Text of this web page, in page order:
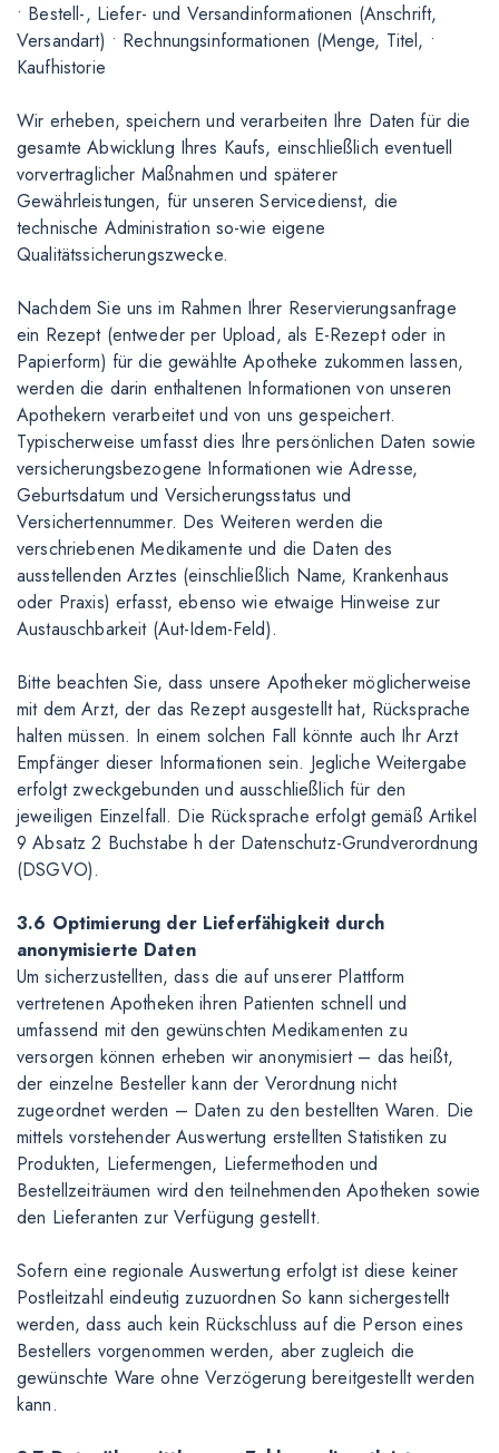
• Bestell-, Liefer- und Versandinformationen (Anschrift,
Versandart) • Rechnungsinformationen (Menge, Titel, •
Kaufhistorie
Wir erheben, speichern und verarbeiten Ihre Daten für die
gesamte Abwicklung Ihres Kaufs, einschließlich eventuell
vorvertraglicher Maßnahmen und späterer
Gewährleistungen, für unseren Servicedienst, die
technische Administration so-wie eigene
Qualitätssicherungszwecke.
Nachdem Sie uns im Rahmen Ihrer Reservierungsanfrage
ein Rezept (entweder per Upload, als E-Rezept oder in
Papierform) für die gewählte Apotheke zukommen lassen,
werden die darin enthaltenen Informationen von unseren
Apothekern verarbeitet und von uns gespeichert.
Typischerweise umfasst dies Ihre persönlichen Daten sowie
versicherungsbezogene Informationen wie Adresse,
Geburtsdatum und Versicherungsstatus und
Versichertennummer. Des Weiteren werden die
verschriebenen Medikamente und die Daten des
ausstellenden Arztes (einschließlich Name, Krankenhaus
oder Praxis) erfasst, ebenso wie etwaige Hinweise zur
Austauschbarkeit (Aut-Idem-Feld).
Bitte beachten Sie, dass unsere Apotheker möglicherweise
mit dem Arzt, der das Rezept ausgestellt hat, Rücksprache
halten müssen. In einem solchen Fall könnte auch Ihr Arzt
Empfänger dieser Informationen sein. Jegliche Weitergabe
erfolgt zweckgebunden und ausschließlich für den
jeweiligen Einzelfall. Die Rücksprache erfolgt gemäß Artikel
9 Absatz 2 Buchstabe h der Datenschutz-Grundverordnung
(DSGVO).
3.6 Optimierung der Lieferfähigkeit durch
anonymisierte Daten
Um sicherzustellten, dass die auf unserer Plattform
vertretenen Apotheken ihren Patienten schnell und
umfassend mit den gewünschten Medikamenten zu
versorgen können erheben wir anonymisiert – das heißt,
der einzelne Besteller kann der Verordnung nicht
zugeordnet werden – Daten zu den bestellten Waren. Die
mittels vorstehender Auswertung erstellten Statistiken zu
Produkten, Liefermengen, Liefermethoden und
Bestellzeiträumen wird den teilnehmenden Apotheken sowie
den Lieferanten zur Verfügung gestellt.
Sofern eine regionale Auswertung erfolgt ist diese keiner
Postleitzahl eindeutig zuzuordnen So kann sichergestellt
werden, dass auch kein Rückschluss auf die Person eines
Bestellers vorgenommen werden, aber zugleich die
gewünschte Ware ohne Verzögerung bereitgestellt werden
kann.